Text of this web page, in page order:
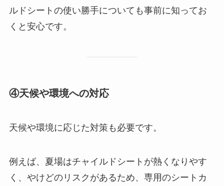
ルドシートの使い勝手についても事前に知ってお
くと安心です​。
④天候や環境への対応
天候や環境に応じた対策も必要です。
例えば、夏場はチャイルドシートが熱くなりやす
く、やけどのリスクがあるため、専用のシートカ